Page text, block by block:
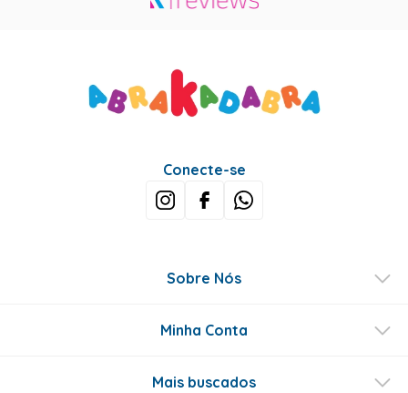
Conecte-se
Sobre Nós
Minha Conta
Mais buscados